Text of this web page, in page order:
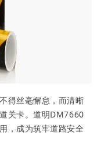
得丝毫懈怠，而清晰
关卡。道明DM7660
，成为筑牢道路安全